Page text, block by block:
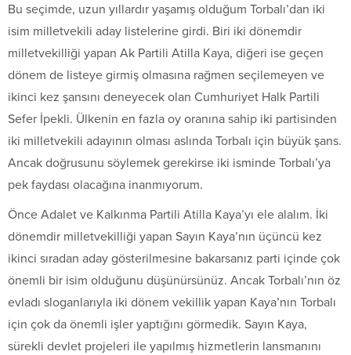
Bu seçimde, uzun yıllardır yaşamış olduğum Torbalı’dan iki
isim milletvekili aday listelerine girdi. Biri iki dönemdir
milletvekilliği yapan Ak Partili Atilla Kaya, diğeri ise geçen
dönem de listeye girmiş olmasına rağmen seçilemeyen ve
ikinci kez şansını deneyecek olan Cumhuriyet Halk Partili
Sefer İpekli. Ülkenin en fazla oy oranına sahip iki partisinden
iki milletvekili adayının olması aslında Torbalı için büyük şans.
Ancak doğrusunu söylemek gerekirse iki isminde Torbalı’ya
pek faydası olacağına inanmıyorum.
Önce Adalet ve Kalkınma Partili Atilla Kaya’yı ele alalım. İki
dönemdir milletvekilliği yapan Sayın Kaya’nın üçüncü kez
ikinci sıradan aday gösterilmesine bakarsanız parti içinde çok
önemli bir isim olduğunu düşünürsünüz. Ancak Torbalı’nın öz
evladı sloganlarıyla iki dönem vekillik yapan Kaya’nın Torbalı
için çok da önemli işler yaptığını görmedik. Sayın Kaya,
sürekli devlet projeleri ile yapılmış hizmetlerin lansmanını